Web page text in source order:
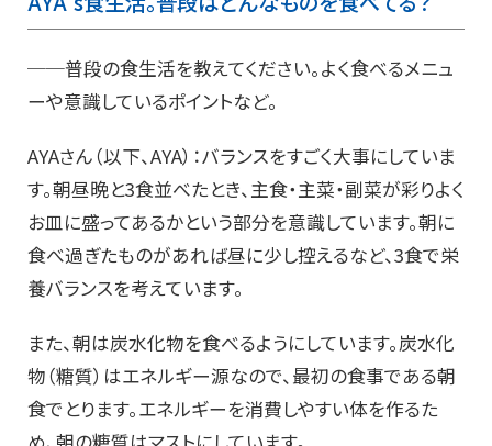
──普段の食生活を教えてください。よく食べるメニュ
ーや意識しているポイントなど。
AYAさん（以下、AYA）：バランスをすごく大事にしていま
す。朝昼晩と3食並べたとき、主食・主菜・副菜が彩りよく
お皿に盛ってあるかという部分を意識しています。朝に
食べ過ぎたものがあれば昼に少し控えるなど、3食で栄
養バランスを考えています。
また、朝は炭水化物を食べるようにしています。炭水化
物（糖質）はエネルギー源なので、最初の食事である朝
食でとります。エネルギーを消費しやすい体を作るた